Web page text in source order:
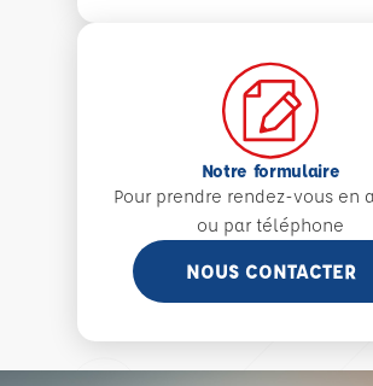
Notre formulaire
Pour prendre rendez-vous en
ou par téléphone
NOUS CONTACTER